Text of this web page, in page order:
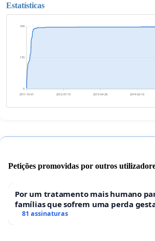
Estatísticas
0
170
339
2011-10-01 2012-07-15 2013-04-28 2014-02-10
Petições promovidas por outros
Por um tratamento mais humano
famílias que sofrem uma perda
hospitais portugueses
81 assinaturas